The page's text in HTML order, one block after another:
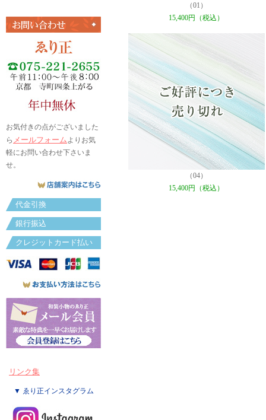
お気付きの点がございました
ら メールフォームよりお気
軽にお問い合わせ下さいま
せ。
代金引換
銀行振込
クレジットカード払い
リンク集
▼ ゑり正インスタグラム
（01）
15,400円（税込）
（04）
15,400円（税込）